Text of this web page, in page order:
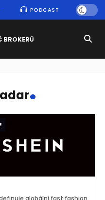
PODCAST
BROKERŮ
.